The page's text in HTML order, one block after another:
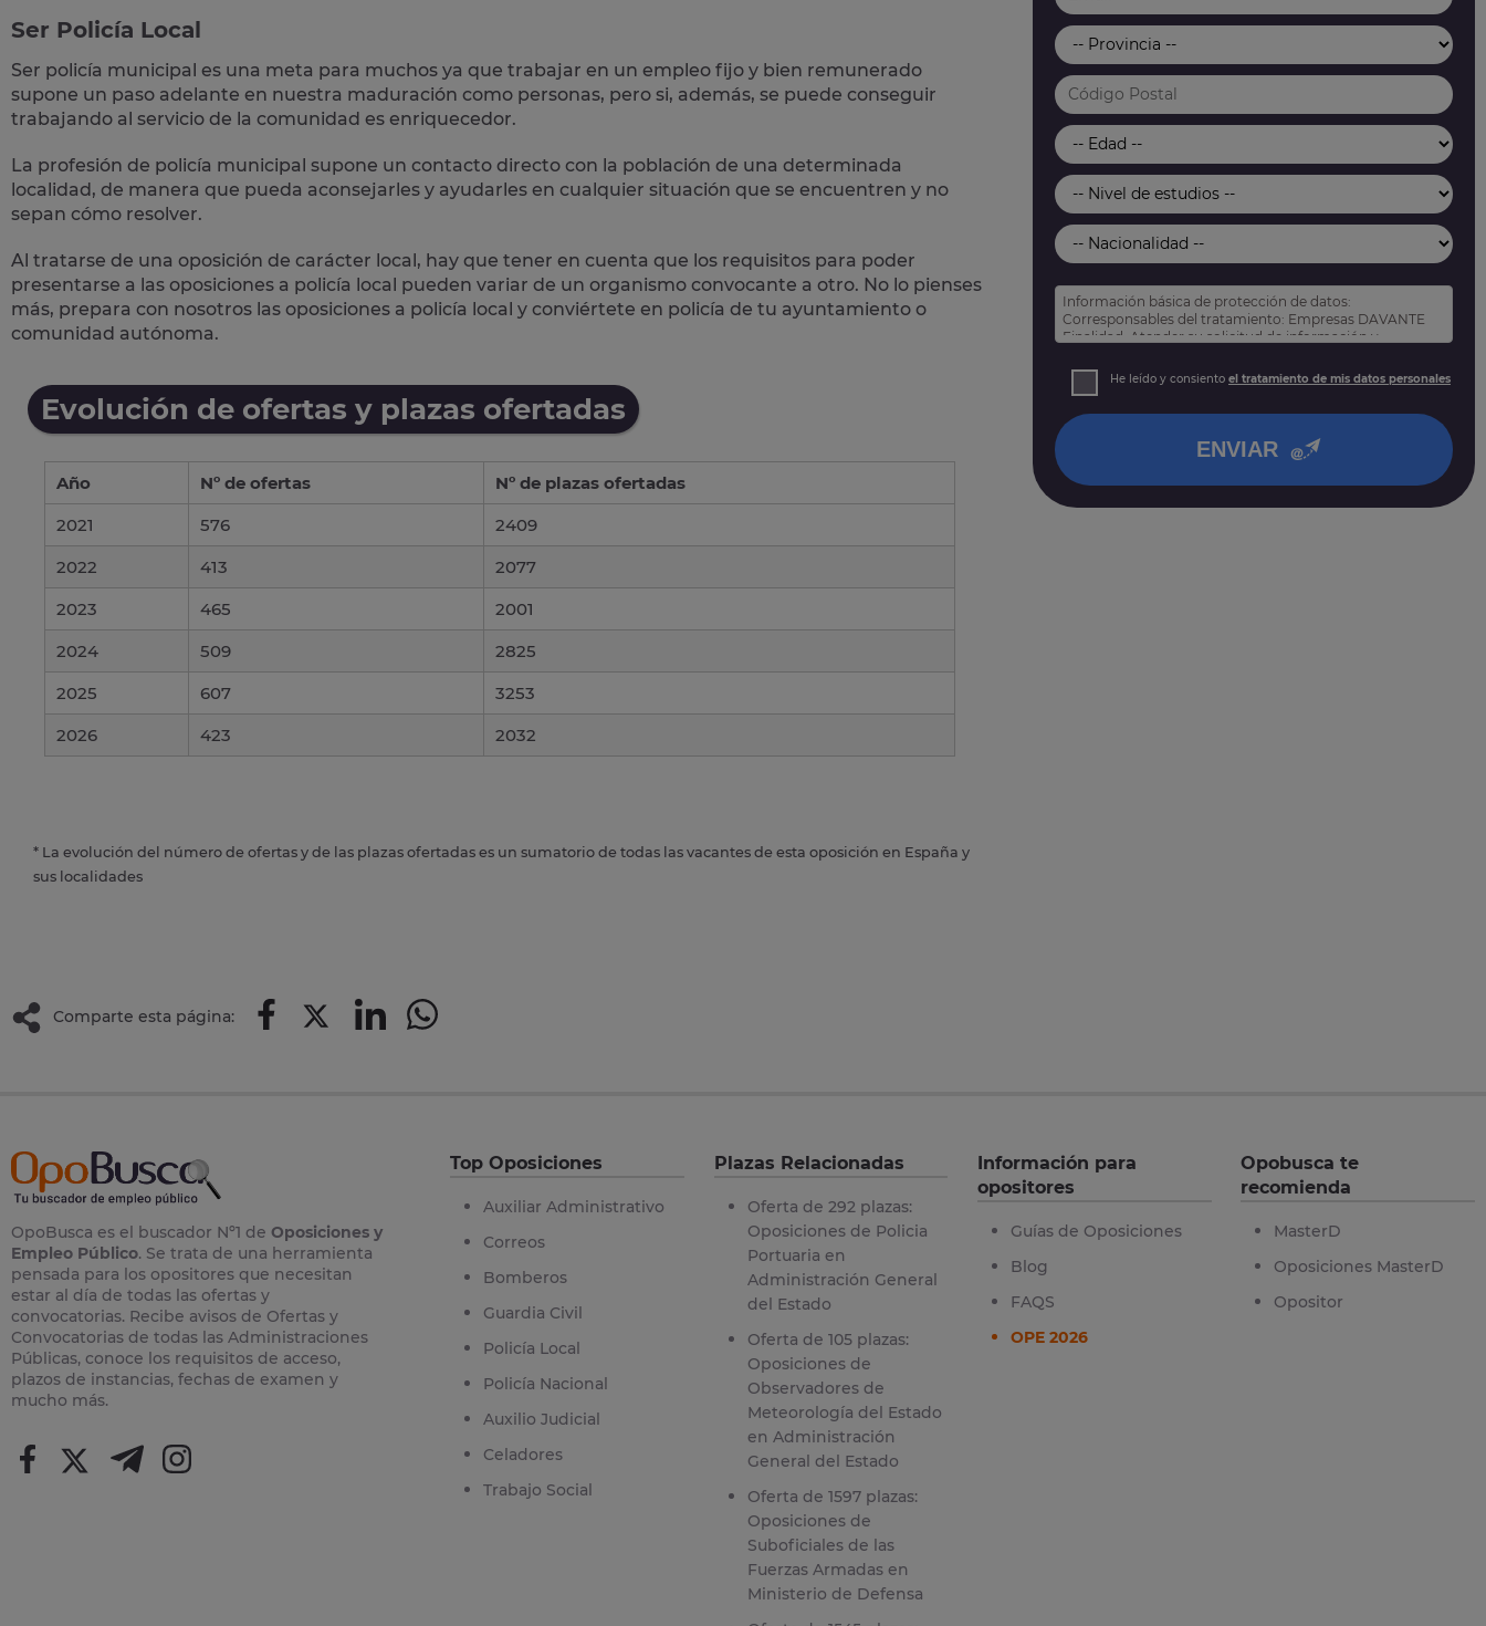
Ser Policía Local
Ser policía municipal es una meta para muchos ya que trabajar en un empleo fijo y bien remunerado
supone un paso adelante en nuestra maduración como personas, pero si, además, se puede conseguir
trabajando al servicio de la comunidad es enriquecedor.
La profesión de policía municipal supone un contacto directo con la población de una determinada
localidad, de manera que pueda aconsejarles y ayudarles en cualquier situación que se encuentren y no
sepan cómo resolver.
Al tratarse de una oposición de carácter local, hay que tener en cuenta que los requisitos para poder
presentarse a las oposiciones a policía local pueden variar de un organismo convocante a otro. No lo pienses
más, prepara con nosotros las oposiciones a policía local y conviértete en policía de tu ayuntamiento o
comunidad autónoma.
Evolución de ofertas y plazas ofertadas
Año Nº de ofertas
Nº de plazas ofertadas
2021
576
2409
2022
413
2077
2023
465
2001
2024
509
2825
2025
607
3253
2026
423 2032
* La evolución del número de ofertas y de las plazas ofertadas es un sumatorio de todas las vacantes de esta oposición en España y
sus localidades
Información básica de protección de datos:
Corresponsables del tratamiento: Empresas DAVANTE
Finalidad: Atender su solicitud de información y
Derechos: Puede acceder, rectificar y suprimir sus
datos, así como otros derechos tal y como se explica
He leído y consiento el tratamiento de mis datos personales
ENVIAR
Comparte esta página:
OpoBusca es el buscador Nº1 de Oposiciones y
Empleo Público. Se trata de una herramienta
pensada para los opositores que necesitan
estar al día de todas las ofertas y
convocatorias. Recibe avisos de Ofertas y
Convocatorias de todas las Administraciones
Públicas, conoce los requisitos de acceso,
plazos de instancias, fechas de examen y
mucho más.
Top Oposiciones
Auxiliar Administrativo
Correos
Bomberos
Guardia Civil
Policía Local
Policía Nacional
Auxilio Judicial
Celadores
Trabajo Social
Plazas Relacionadas
Oferta de 292 plazas:
Oposiciones de Policia
Portuaria en
Administración General
del Estado
Oferta de 105 plazas:
Oposiciones de
Observadores de
Meteorología del Estado
en Administración
General del Estado
Oferta de 1597 plazas:
Oposiciones de
Suboficiales de las
Fuerzas Armadas en
Ministerio de Defensa
Información para
opositores
Guías de Oposiciones
Blog
FAQS
OPE 2026
Opobusca te
recomienda
MasterD
Oposiciones MasterD
Opositor